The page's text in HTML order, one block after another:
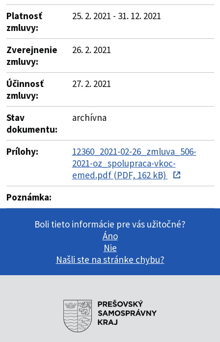
Platnosť
zmluvy:
25. 2. 2021 - 31. 12. 2021
Zverejnenie
zmluvy:
26. 2. 2021
Účinnosť
zmluvy:
27. 2. 2021
Stav
dokumentu:
archívna
Prílohy:
12360_2021-02-26_zmluva_506-
2021-oz_spolupraca-vkoc-
emed.pdf (PDF, 162 kB)
Poznámka:
Boli tieto informácie pre vás užitočné?
Áno
Nie
Našli ste na stránke chybu?